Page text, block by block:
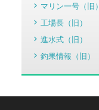
マリン一号（旧）
工場長（旧）
進水式（旧）
釣果情報（旧）